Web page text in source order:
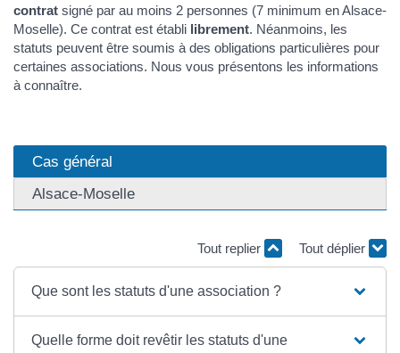
contrat signé par au moins 2 personnes (7 minimum en Alsace-
Moselle). Ce contrat est établi librement. Néanmoins, les
statuts peuvent être soumis à des obligations particulières pour
certaines associations. Nous vous présentons les informations
à connaître.
Cas général
Alsace-Moselle
Tout replier Tout déplier
Que sont les statuts d'une association ?
Quelle forme doit revêtir les statuts d'une